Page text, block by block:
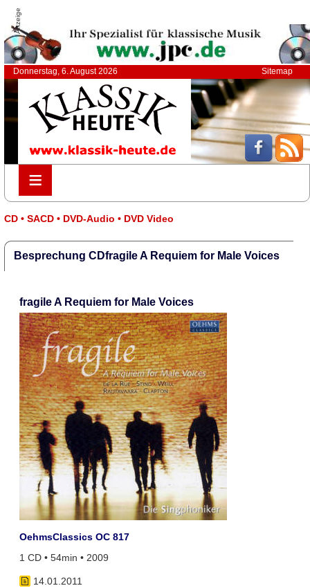
Anzeige
Donnerstag, 6. August 2026 Sitemap
≡
≡
CD • SACD • DVD-Audio • DVD Video
Besprechung CDfragile A Requiem for Male Voices
fragile A Requiem for Male Voices
OehmsClassics OC 817
1 CD • 54min • 2009
14.01.2011